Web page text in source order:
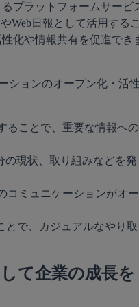
プラットフォームサービ
Web日報として活用する
化や情報共有を促進でき
ションのオープン化・活
ることで、重要な情報への
の現状、取り組みなどを発
コミュニケーションがオー
とで、カジュアルなやり取
て企業の成長を